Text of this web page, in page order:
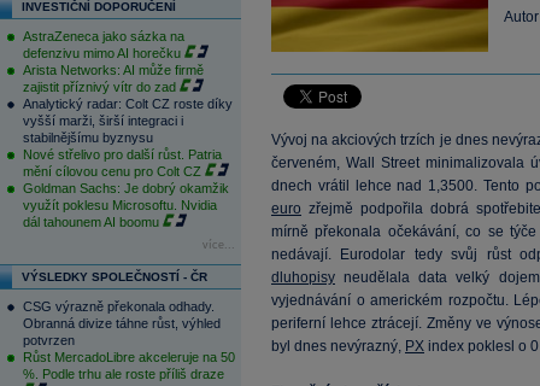
INVESTIČNÍ DOPORUČENÍ
AstraZeneca jako sázka na
defenzivu mimo AI horečku
Arista Networks: AI může firmě
zajistit příznivý vítr do zad
Analytický radar: Colt CZ roste díky
vyšší marži, širší integraci i
stabilnějšímu byznysu
Nové střelivo pro další růst. Patria
mění cílovou cenu pro Colt CZ
Goldman Sachs: Je dobrý okamžik
využít poklesu Microsoftu. Nvidia
dál tahounem AI boomu
více...
VÝSLEDKY SPOLEČNOSTÍ - ČR
CSG výrazně překonala odhady.
Obranná divize táhne růst, výhled
potvrzen
Růst MercadoLibre akceleruje na 50
%. Podle trhu ale roste příliš draze
Vývoj na akciových trzích je dnes
červeném, Wall Street minimalizovala
dnech vrátil lehce nad 1,3500. Tento
euro zřejmě podpořila dobrá
mírně překonala očekávání, co se
nedávají. Eurodolar tedy svůj růst
dluhopisy neudělala data velký
vyjednávání o americkém rozpočtu.
periferní lehce ztrácejí. Změny ve
byl dnes nevýrazný, PX index poklesl o